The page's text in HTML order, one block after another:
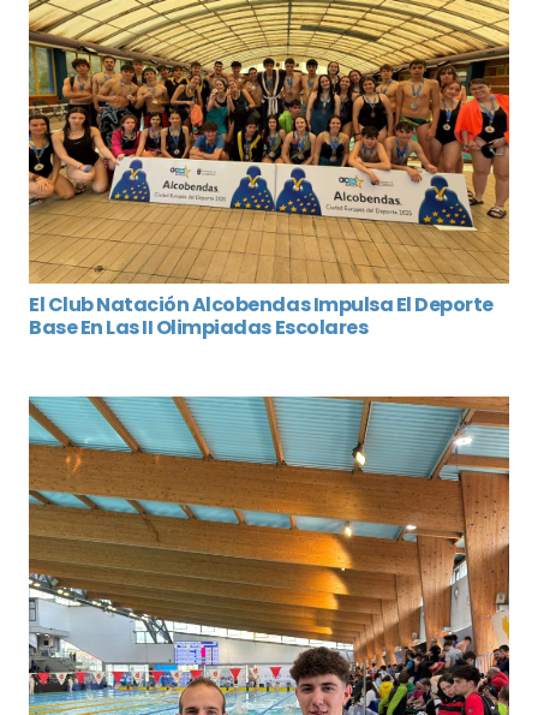
El Club Natación Alcobendas Impulsa El Deporte
Base En Las II Olimpiadas Escolares